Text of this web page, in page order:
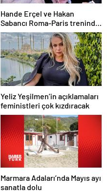
Hande Erçel ve Hakan
Sabancı Roma-Paris treninde
aşka geldi
Yeliz Yeşilmen’in açıklamaları
feministleri çok kızdıracak
Marmara Adaları’nda Mayıs ayı
sanatla dolu